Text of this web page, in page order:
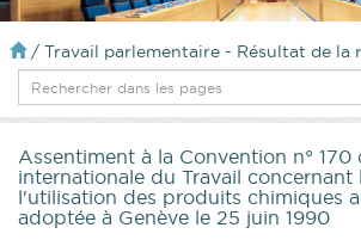
/ Travail parlementaire - Résultat de la
Assentiment à la Convention n°
internationale du Travail concernant
l'utilisation des produits chimiques
adoptée à Genève le 25 juin 1990